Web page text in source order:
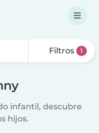
Filtros 1
infantil, descubre
hijos.